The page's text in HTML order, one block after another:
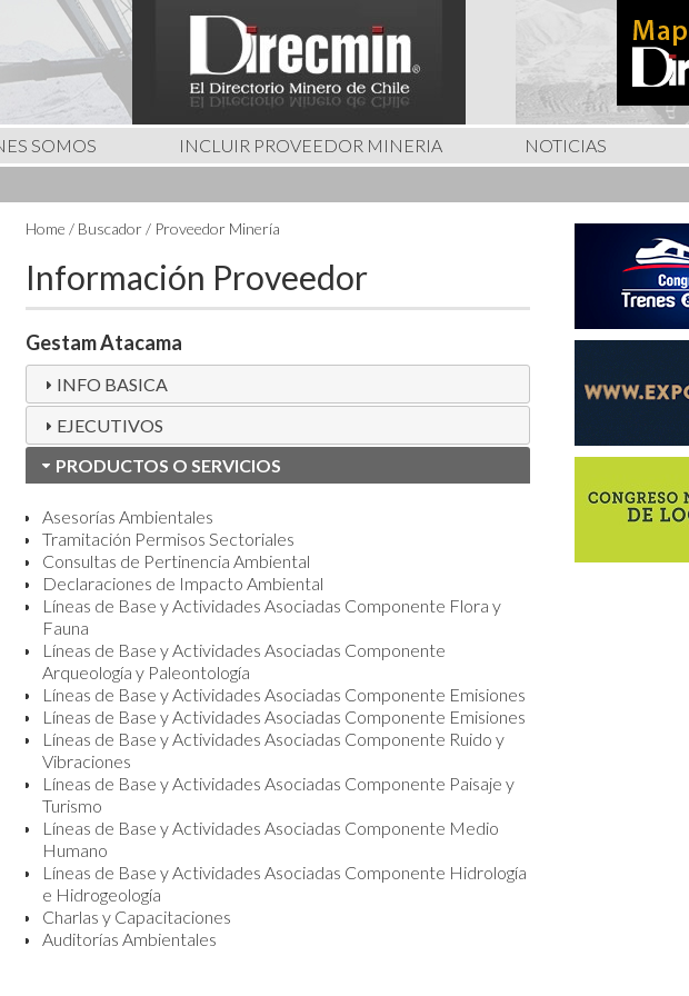
SOMOS INCLUIR PROVEEDOR MINERIA NOTICIAS
Home / Buscador / Proveedor Minería
Información Proveedor
Gestam Atacama
INFO BASICA
EJECUTIVOS
PRODUCTOS O SERVICIOS
Asesorías Ambientales
Tramitación Permisos Sectoriales
Consultas de Pertinencia Ambiental
Declaraciones de Impacto Ambiental
Líneas de Base y Actividades Asociadas Componente Flora y
Fauna
Líneas de Base y Actividades Asociadas Componente
Arqueología y Paleontología
Líneas de Base y Actividades Asociadas Componente Emisiones
Líneas de Base y Actividades Asociadas Componente Emisiones
Líneas de Base y Actividades Asociadas Componente Ruido y
Vibraciones
Líneas de Base y Actividades Asociadas Componente Paisaje y
Turismo
Líneas de Base y Actividades Asociadas Componente Medio
Humano
Líneas de Base y Actividades Asociadas Componente Hidrología
e Hidrogeología
Charlas y Capacitaciones
Auditorías Ambientales